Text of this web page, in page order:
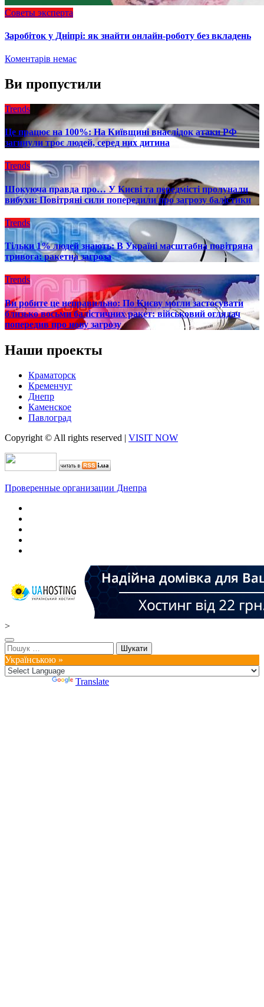
Советы эксперта
Заробіток у Дніпрі: як знайти онлайн-роботу без вкладень
Коментарів немає
Ви пропустили
Trends
Це працює на 100%: На Київщині внаслідок атаки РФ
загинули троє людей, серед них дитина
Trends
Шокуюча правда про… У Києві та передмісті пролунали
вибухи: Повітряні сили попередили про загрозу балістики
Trends
Тільки 1% людей знають: В Україні масштабна повітряна
тривога: ракетна загроза
Trends
Ви робите це неправильно: По Києву могли застосувати
близько восьми балістичних ракет: військовий оглядач
попередив про нову загрозу
Наши проекты
Краматорск
Кременчуг
Днепр
Каменское
Павлоград
Copyright © All rights reserved | VISIT NOW
Проверенные организации Днепра
>
Пошук:
Українською »
Translate